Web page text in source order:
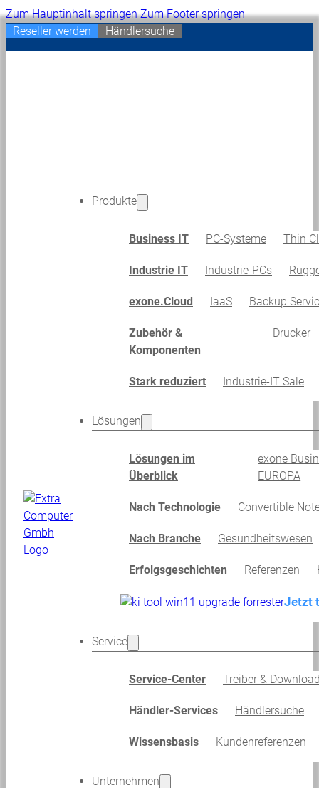
Zum Hauptinhalt springen Zum Footer springen
Reseller werden
Händlersuche
Produkte
Business IT PC-Systeme Thin
Industrie IT Industrie-PCs
exone.Cloud IaaS Backup
Zubehör &
Komponenten
Drucker
Stark reduziert Industrie-IT Sale
Lösungen
Lösungen im
Überblick
exone
EUROPA
Nach Technologie Convertible
Nach Branche Gesundheitswesen
Erfolgsgeschichten Referenzen
Jetzt
Service
Service-Center Treiber &
Händler-Services Händlersuche
Wissensbasis Kundenreferenzen
Unternehmen